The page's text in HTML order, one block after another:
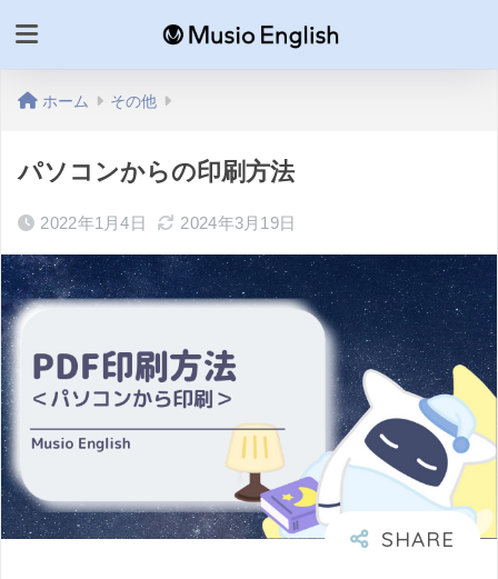
ホーム その他
パソコンからの印刷方法
2022年1月4日 2024年3月19日